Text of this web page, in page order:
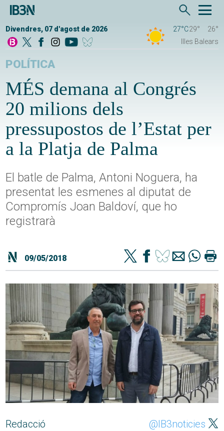
Divendres, 07 d'agost de 2026 27°C29°
26°
Illes Balears
POLÍTICA
MÉS demana al Congrés
20 milions dels
pressupostos de l’Estat per
a la Platja de Palma
El batle de Palma, Antoni Noguera, ha
presentat les esmenes al diputat de
Compromís Joan Baldoví, que ho
registrarà
09/05/2018
Redacció @IB3noticies